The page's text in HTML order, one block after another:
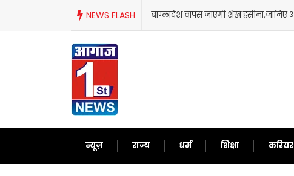
NEWS FLASH
बांग्लादेश वापस जाएंगी शेख हसीना,जानिए आखिर क्यों लिया ऐसा फैसला?
न्यूज़ राज्य धर्म शिक्षा करियर